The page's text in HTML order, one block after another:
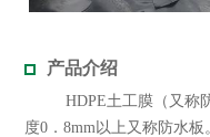
产品介绍
HDPE土工膜（又称
度0．8mm以上又称防水